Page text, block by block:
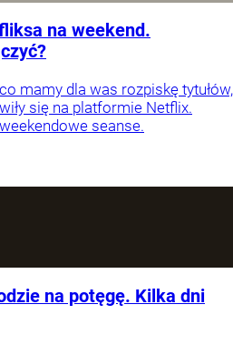
na weekend.
mamy dla was rozpiskę tytułów,
się na platformie Netflix.
seanse.
na potęgę. Kilka dni